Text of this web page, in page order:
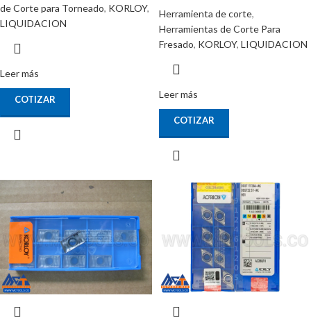
de Corte para Torneado, KORLOY,
LIQUIDACION
Leer más
COTIZAR
Herramienta de corte,
Herramientas de Corte Para
Fresado, KORLOY, LIQUIDACION
Leer más
COTIZAR